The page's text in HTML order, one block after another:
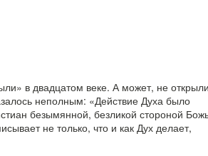
в двадцатом веке. А может, не
неполным: «Действие Духа было
безымянной, безликой стороной
не только, что и как Дух делает,